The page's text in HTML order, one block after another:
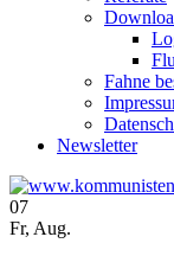
Fahne
Newsletter
07
Fr, Aug.